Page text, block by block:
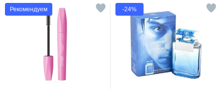
Рекомендуем -24%